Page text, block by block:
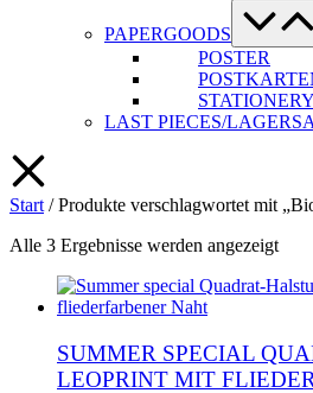
PAPERGOODS
Menü-
Schalter
POSTER
STATIONERY
LAST PIECES/
Start / Produkte verschlagwortet mit
Alle 3 Ergebnisse werden angezeigtNach
SUMMER SPECIAL
LEOPRINT MIT